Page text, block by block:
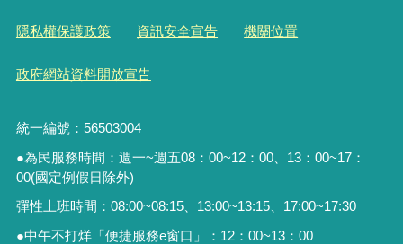
隱私權保護政策 資訊安全宣告 機關位置
政府網站資料開放宣告
統一編號：56503004
●為民服務時間：週一~週五08：00~12：00、13：00~17：
00(國定例假日除外)
彈性上班時間：08:00~08:15、13:00~13:15、17:00~17:30
●中午不打烊「便捷服務e窗口」： 12： 00~13： 00